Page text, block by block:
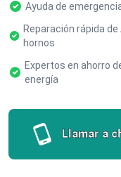
Ayuda de
Reparación rápida de
hornos
Expertos en ahorro
energía
Llamar a